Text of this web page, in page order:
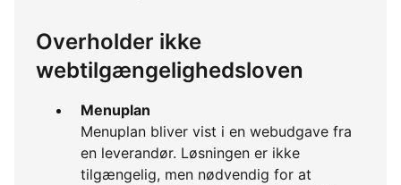
Overholder ikke
webtilgængelighedsloven
Menuplan
Menuplan bliver vist i en webudgave fra
en leverandør. Løsningen er ikke
tilgængelig, men nødvendig for at